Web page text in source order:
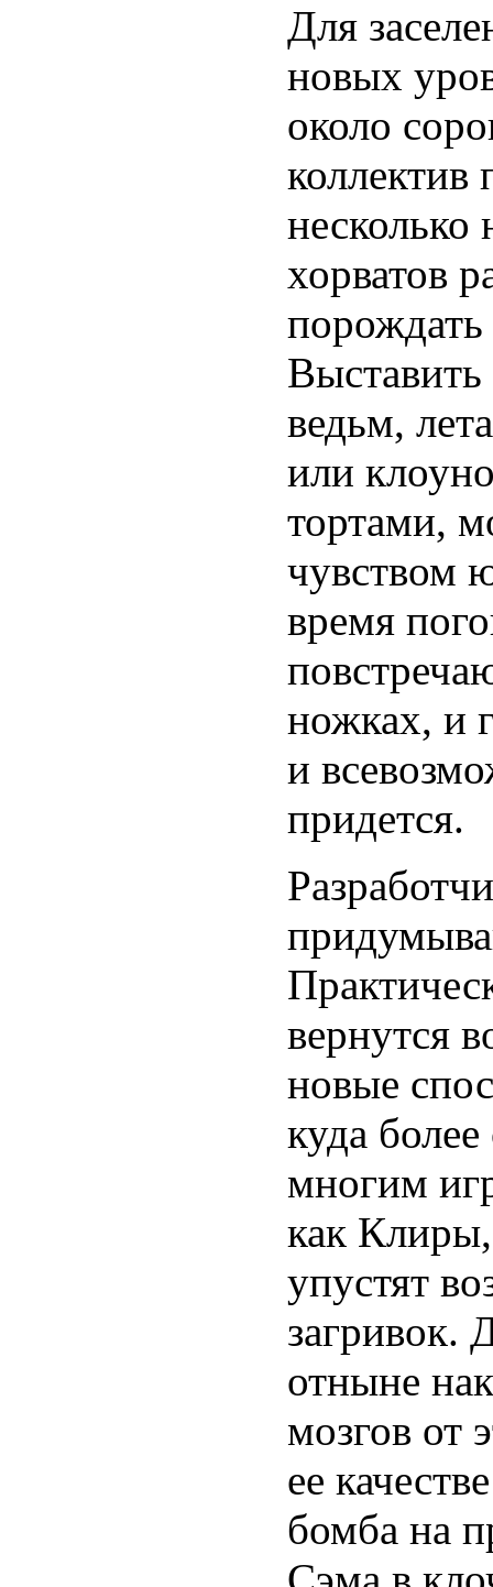
Для
новых
около
несколько
хорватов
Выставить
ведьм,
или
тортами,
чувством
время
ножках, и
и
придется.
вернутся
новые
куда
многим
как Клиры,
упустят
загривок.
отныне
мозгов от
ее
бомба на